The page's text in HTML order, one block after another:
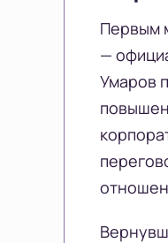
Первым
—
Умаров